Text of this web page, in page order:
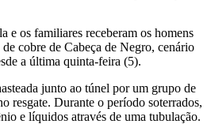
e os familiares receberam os homens
cobre de Cabeça de Negro, cenário
a última quinta-feira (5).
junto ao túnel por um grupo de
resgate. Durante o período soterrados,
e líquidos através de uma tubulação.